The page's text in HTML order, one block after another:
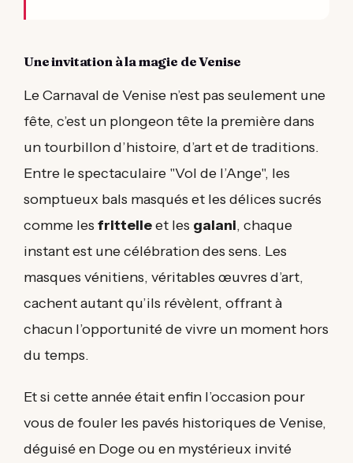
Une invitation à la magie de Venise
Le Carnaval de Venise n’est pas seulement une
fête, c’est un plongeon tête la première dans
un tourbillon d’histoire, d’art et de traditions.
Entre le spectaculaire "Vol de l’Ange", les
somptueux bals masqués et les délices sucrés
comme les frittelleet les galani, chaque
instant est une célébration des sens. Les
masques vénitiens, véritables œuvres d’art,
cachent autant qu’ils révèlent, offrant à
chacun l’opportunité de vivre un moment hors
du temps.
Et si cette année était enfin l’occasion pour
vous de fouler les pavés historiques de Venise,
déguisé en Doge ou en mystérieux invité